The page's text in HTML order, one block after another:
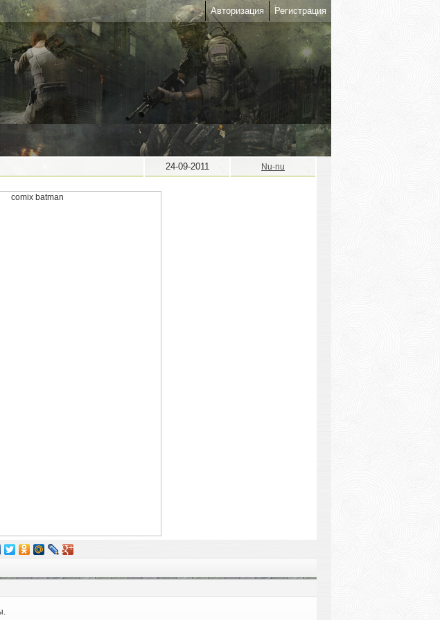
Авторизация Регистрация
24-09-2011
Nu-nu